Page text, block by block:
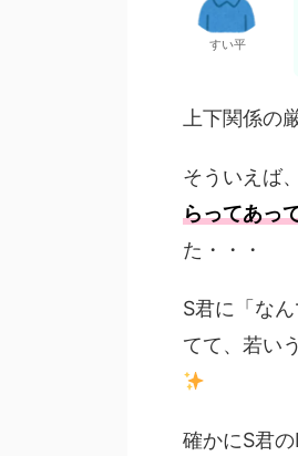
すい平
上下関係の
そういえば、
らってあっ
た・・・
S君に「な
てて、若い
確かにS君